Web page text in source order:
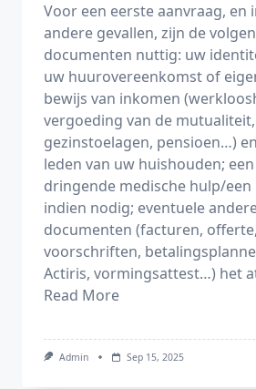
Voor een eerste aanvraag, en
andere gevallen, zijn de
documenten nuttig: uw
uw huurovereenkomst of
bewijs van inkomen
vergoeding van de
gezinstoelagen, pensioen…)
leden van uw huishouden;
dringende medische hulp/een
indien nodig; eventuele
documenten (facturen,
voorschriften,
Actiris, vormingsattest…) het
Read More
Admin Sep 15, 2025